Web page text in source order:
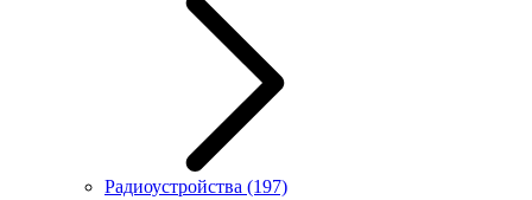
Радиоустройства (197)